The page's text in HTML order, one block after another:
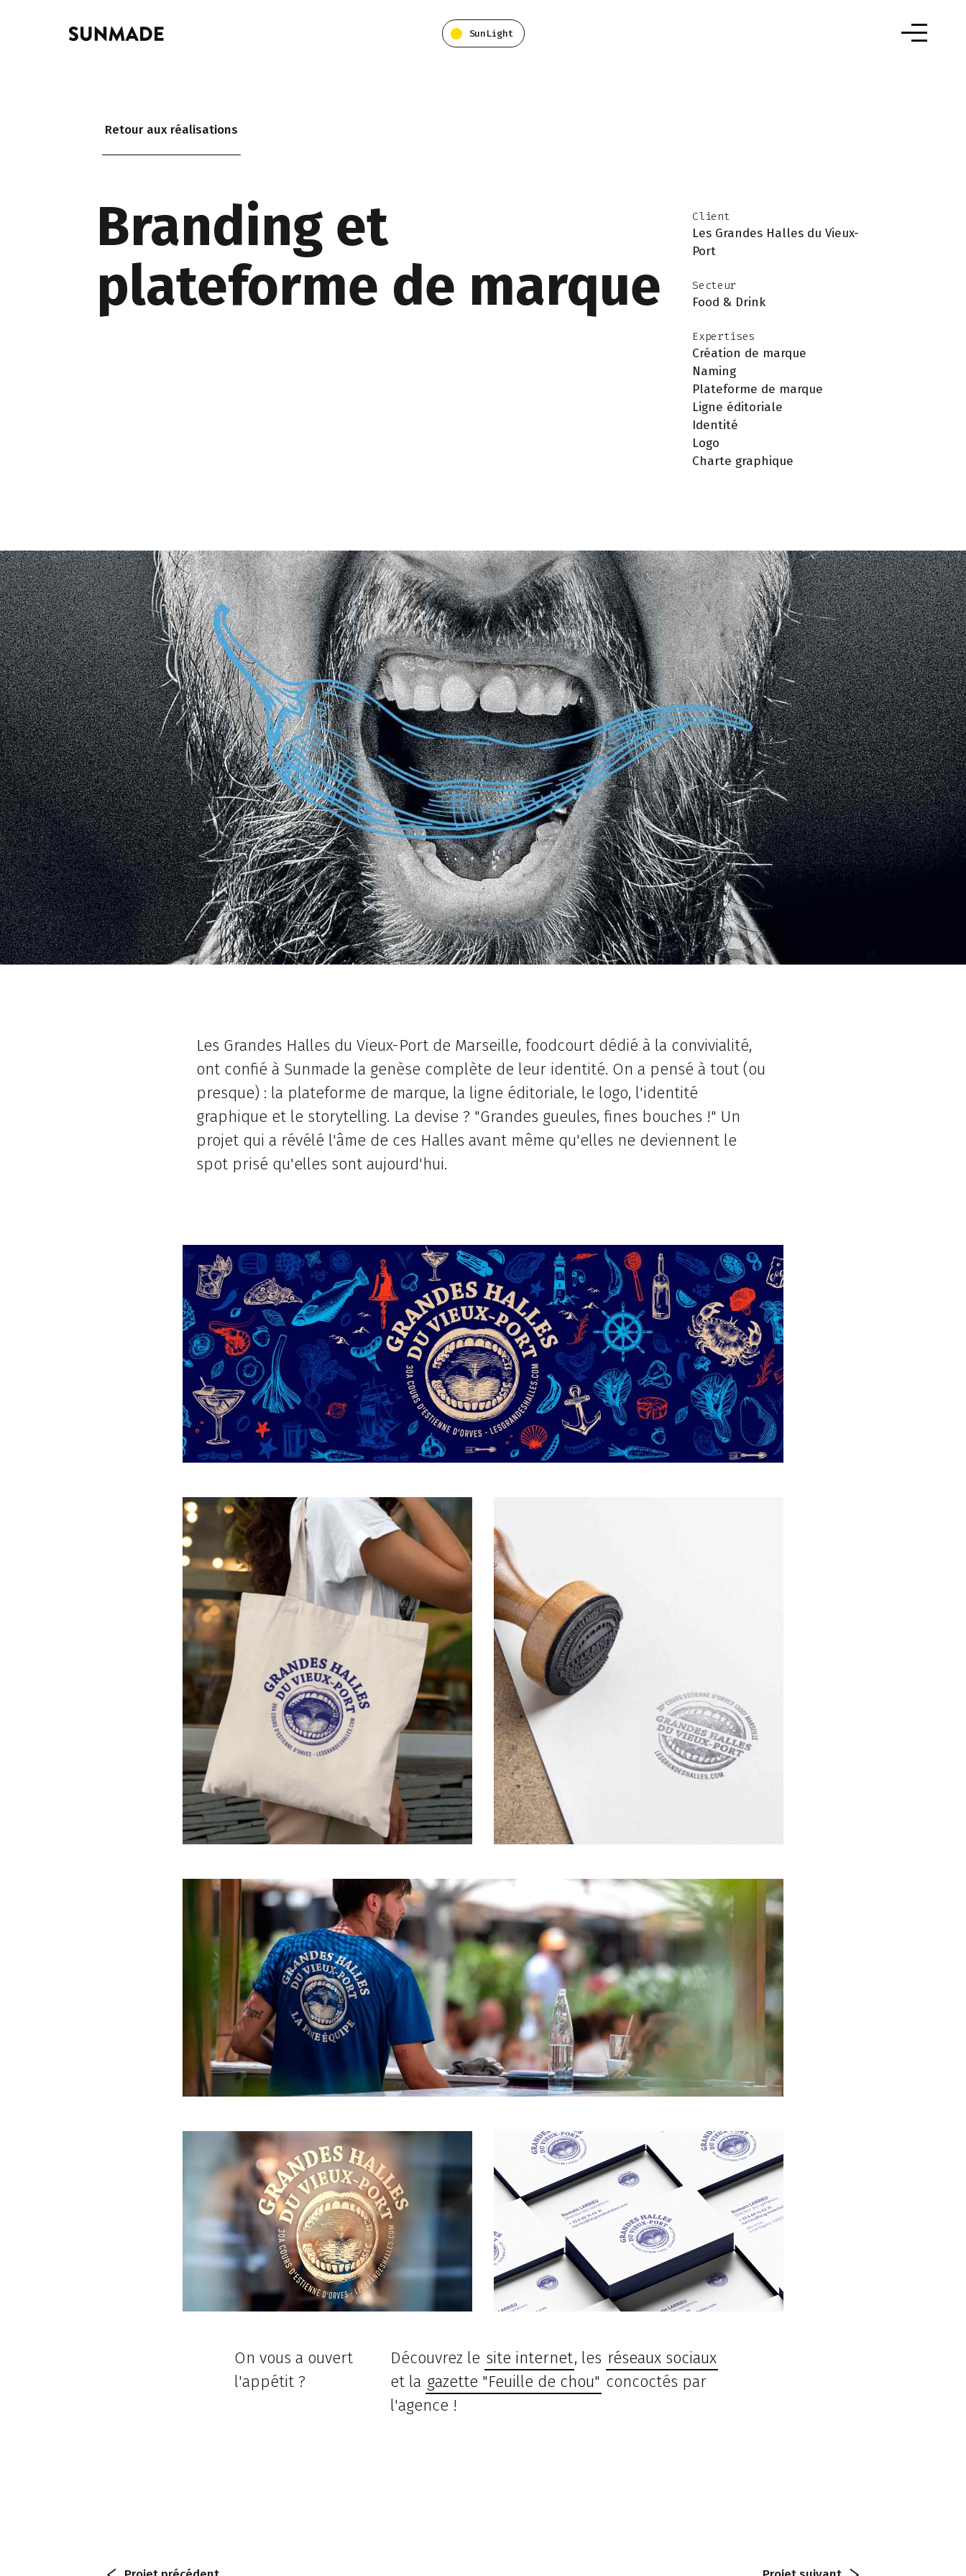
SunLight
Retour aux réalisations
Branding et
plateforme de marque
Client
Les Grandes Halles du Vieux-
Port
Secteur
Food & Drink
Expertises
Création de marque
Naming
Plateforme de marque
Ligne éditoriale
Identité
Logo
Charte graphique
Les Grandes Halles du Vieux-Port de Marseille, foodcourt dédié à la convivialité,
ont confié à Sunmade la genèse complète de leur identité. On a pensé à tout (ou
presque) : la plateforme de marque, la ligne éditoriale, le logo, l'identité
graphique et le storytelling. La devise ? "Grandes gueules, fines bouches !" Un
projet qui a révélé l'âme de ces Halles avant même qu'elles ne deviennent le
spot prisé qu'elles sont aujourd'hui.
On vous a ouvert
l'appétit ?
Découvrez le site internet, les réseaux sociaux
et la gazette "Feuille de chou" concoctés par
l'agence !